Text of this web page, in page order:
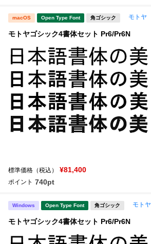
macOS Open Type Font 角ゴシック モトヤ
モトヤゴシック4書体セット Pr6/Pr6N
標準価格（税込） ¥81,400
ポイント 740pt
Windows Open Type Font 角ゴシック モトヤ
モトヤゴシック4書体セット Pr6/Pr6N